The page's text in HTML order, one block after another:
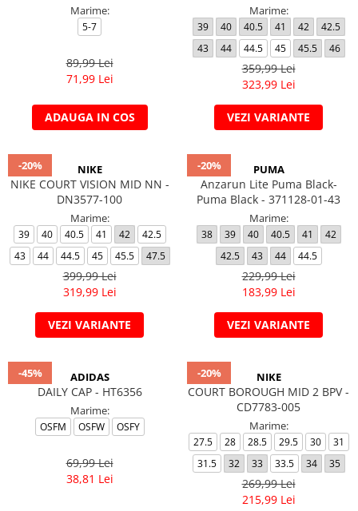
Marime:
5-7
89,99 Lei
71,99 Lei
ADAUGA IN COS
Marime:
39 40 40.5 41 42
42.5
43
44 44.5 45 45.5 46
359,99 Lei
323,99 Lei
VEZI VARIANTE
-20% NIKE
NIKE COURT VISION MID NN -
DN3577-100
Marime:
39 40 40.5 41 42
42.5
43
44 44.5 45 45.5 47.5
399,99 Lei
319,99 Lei
VEZI VARIANTE
-20% PUMA
Anzarun Lite Puma Black-
Puma Black - 371128-01-43
Marime:
38 39 40 40.5 41
42
42.5
43 44 44.5
229,99 Lei
183,99 Lei
VEZI VARIANTE
-45% ADIDAS
DAILY CAP - HT6356
Marime:
OSFM OSFW OSFY
69,99 Lei
38,81 Lei
-20% NIKE
COURT BOROUGH MID 2 BPV -
CD7783-005
Marime:
27.5 28 28.5 29.5 30
31
31.5
32 33 33.5 34 35
269,99 Lei
215,99 Lei